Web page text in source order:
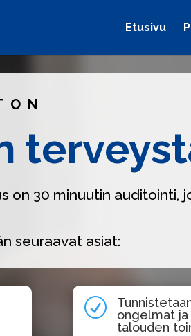
Etusivu
on 30 minuutin
seuraavat asiat:
R
ongelmat
talouden